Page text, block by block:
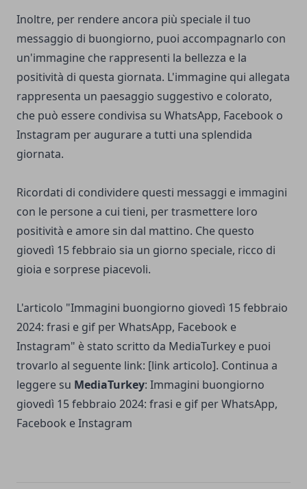
Inoltre, per rendere ancora più speciale il tuo
messaggio di buongiorno, puoi accompagnarlo con
un'immagine che rappresenti la bellezza e la
positività di questa giornata. L'immagine qui allegata
rappresenta un paesaggio suggestivo e colorato,
che può essere condivisa su WhatsApp, Facebook o
Instagram per augurare a tutti una splendida
giornata.
Ricordati di condividere questi messaggi e immagini
con le persone a cui tieni, per trasmettere loro
positività e amore sin dal mattino. Che questo
giovedì 15 febbraio sia un giorno speciale, ricco di
gioia e sorprese piacevoli.
L'articolo "Immagini buongiorno giovedì 15 febbraio
2024: frasi e gif per WhatsApp, Facebook e
Instagram" è stato scritto da MediaTurkey e puoi
trovarlo al seguente link: [link articolo]. Continua a
leggere su MediaTurkey: Immagini buongiorno
giovedì 15 febbraio 2024: frasi e gif per WhatsApp,
Facebook e Instagram